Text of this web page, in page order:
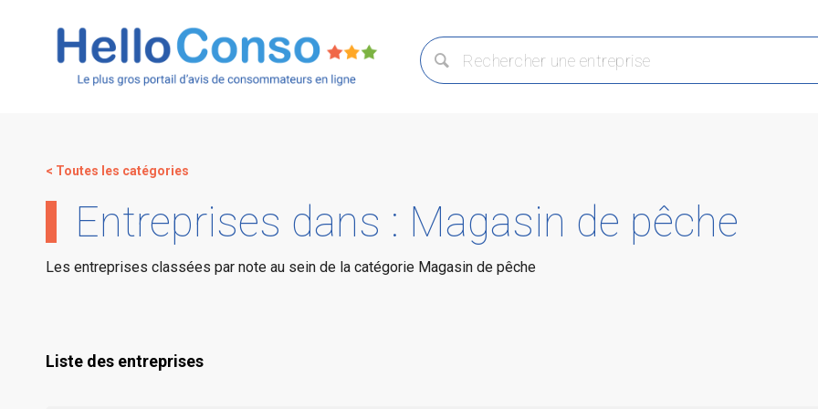
< Toutes les catégories
Entreprises dans : Magasin de pêche
Les entreprises classées par note au sein de la catégorie Magasin de pêche
Liste des entreprises